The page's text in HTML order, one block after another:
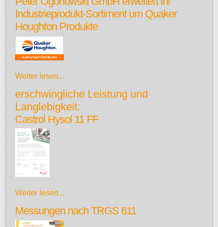
Industrieprodukt-Sortiment um Quaker
Houghton Produkte
Weiter lesen...
erschwingliche Leistung und
Langlebigkeit:
Castrol Hysol 11 FF
Weiter lesen...
Messungen nach TRGS 611